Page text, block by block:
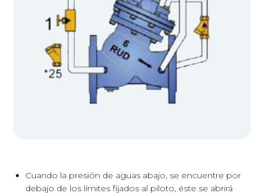
Cuando la presión de aguas abajo, se encuentre por
debajo de los límites fijados al piloto, éste se abrirá